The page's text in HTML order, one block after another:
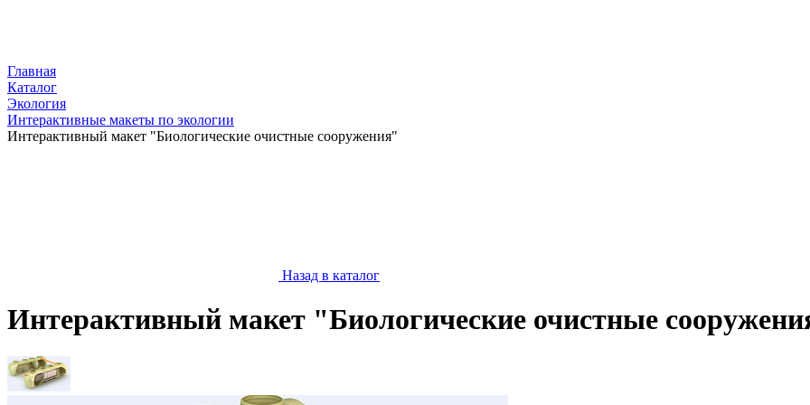
Главная
Каталог
Экология
Интерактивные макеты по экологии
Интерактивный макет "Биологические очистные сооружения"
Назад в каталог
Интерактивный макет "Биологические очистные